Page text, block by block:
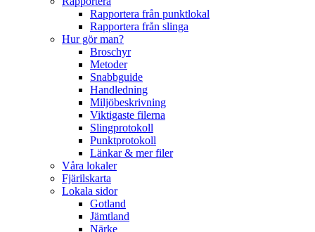
Rapportera från punktlokal
Rapportera från slinga
Hur gör man?
Broschyr
Metoder
Snabbguide
Handledning
Miljöbeskrivning
Viktigaste filerna
Slingprotokoll
Punktprotokoll
Länkar & mer filer
Våra lokaler
Fjärilskarta
Lokala sidor
Gotland
Jämtland
Närke